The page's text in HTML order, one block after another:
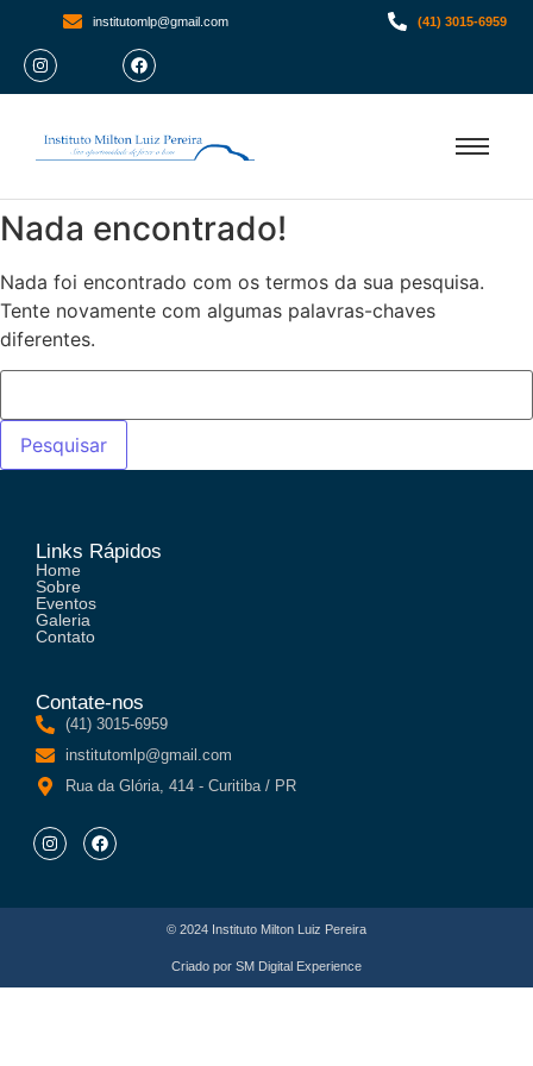
institutomlp@gmail.com (41) 3015-6959
Nada encontrado!
Nada foi encontrado com os termos da sua pesquisa.
Tente novamente com algumas palavras-chaves
diferentes.
Links Rápidos
Home
Sobre
Eventos
Galeria
Contato
Contate-nos
(41) 3015-6959
institutomlp@gmail.com
Rua da Glória, 414 - Curitiba / PR
© 2024 Instituto Milton Luiz Pereira
Criado por SM Digital Experience